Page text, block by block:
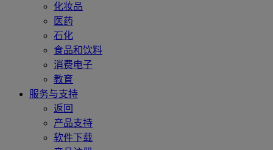
化妆品
医药
石化
食品和饮料
消费电子
教育
服务与支持
返回
产品支持
软件下载